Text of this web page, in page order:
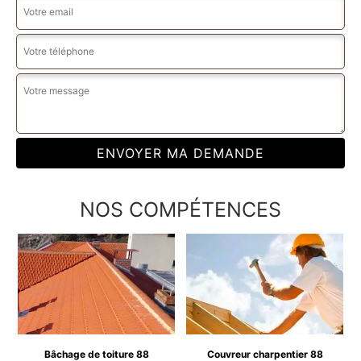
NOS COMPÉTENCES
Bâchage de toiture 88 Couvreur charpentier 88